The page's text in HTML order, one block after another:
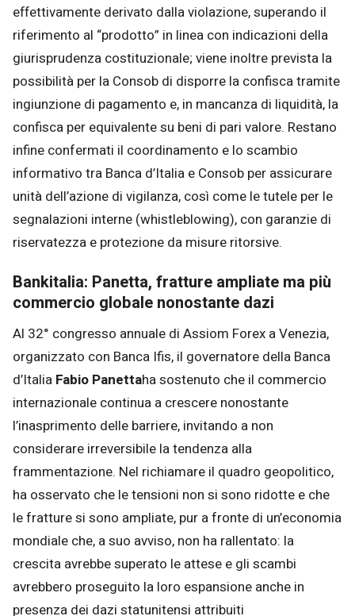
effettivamente derivato dalla violazione, superando il
riferimento al “prodotto” in linea con indicazioni della
giurisprudenza costituzionale; viene inoltre prevista la
possibilità per la Consob di disporre la confisca tramite
ingiunzione di pagamento e, in mancanza di liquidità, la
confisca per equivalente su beni di pari valore. Restano
infine confermati il coordinamento e lo scambio
informativo tra Banca d’Italia e Consob per assicurare
unità dell’azione di vigilanza, così come le tutele per le
segnalazioni interne (whistleblowing), con garanzie di
riservatezza e protezione da misure ritorsive.
Bankitalia: Panetta, fratture ampliate ma più
commercio globale nonostante dazi
Al 32° congresso annuale di Assiom Forex a Venezia,
organizzato con Banca Ifis, il governatore della Banca
d’Italia Fabio Panettaha sostenuto che il commercio
internazionale continua a crescere nonostante
l’inasprimento delle barriere, invitando a non
considerare irreversibile la tendenza alla
frammentazione. Nel richiamare il quadro geopolitico,
ha osservato che le tensioni non si sono ridotte e che
le fratture si sono ampliate, pur a fronte di un’economia
mondiale che, a suo avviso, non ha rallentato: la
crescita avrebbe superato le attese e gli scambi
avrebbero proseguito la loro espansione anche in
presenza dei dazi statunitensi attribuiti